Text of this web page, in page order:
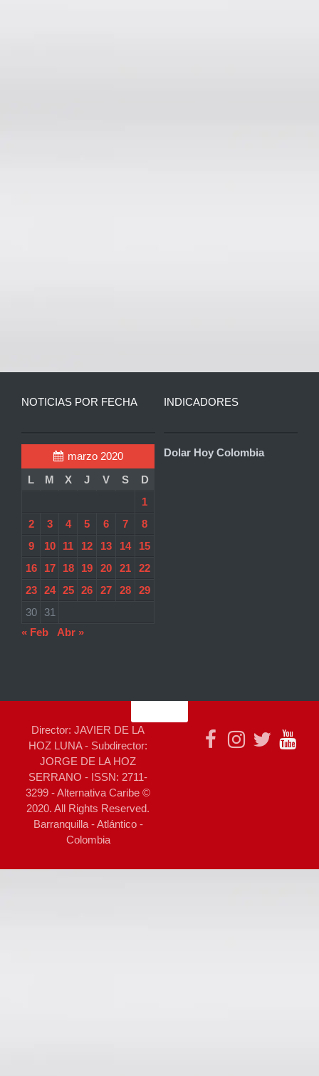
NOTICIAS POR FECHA
marzo 2020
L
M X J V S
D
1
2
3 4 5 6 7
8
9
10 11 12 13 14
15
16
17 18 19 20 21
22
23
24 25 26 27 28
29
30
31
« Feb
Abr »
INDICADORES
Dolar Hoy Colombia
Director: JAVIER DE LA
HOZ LUNA - Subdirector:
JORGE DE LA HOZ
SERRANO - ISSN: 2711-
3299 - Alternativa Caribe ©
2020. All Rights Reserved.
Barranquilla - Atlántico -
Colombia